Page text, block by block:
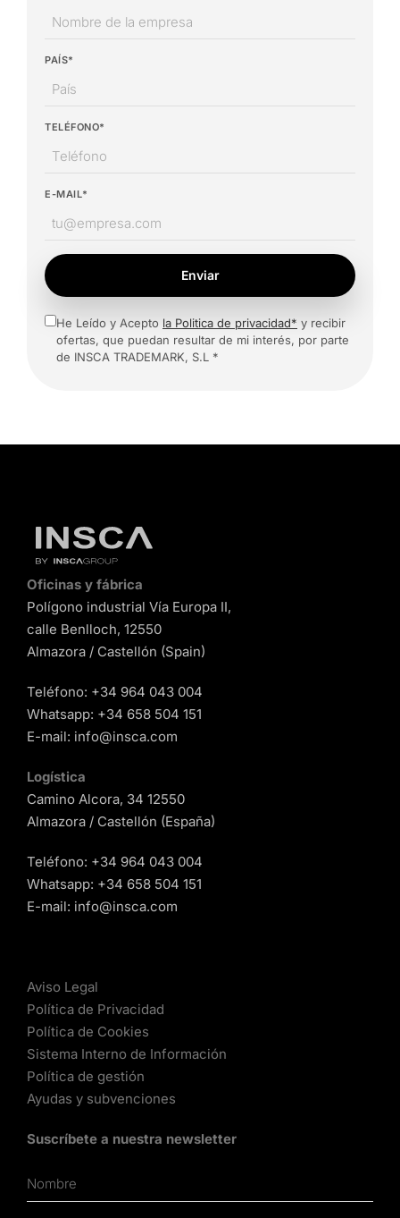
PAÍS*
TELÉFONO*
E-MAIL*
Enviar
He Leído y Acepto la Politica de privacidad* y recibir
ofertas, que puedan resultar de mi interés, por parte
de INSCA TRADEMARK, S.L *
Oficinas y fábrica
Polígono industrial Vía Europa II,
calle Benlloch, 12550
Almazora / Castellón (Spain)
Teléfono: +34 964 043 004
Whatsapp: +34 658 504 151
E-mail: info@insca.com
Logística
Camino Alcora, 34 12550
Almazora / Castellón (España)
Teléfono: +34 964 043 004
Whatsapp: +34 658 504 151
E-mail: info@insca.com
Aviso Legal
Política de Privacidad
Política de Cookies
Sistema Interno de Información
Política de gestión
Ayudas y subvenciones
Suscríbete a nuestra newsletter